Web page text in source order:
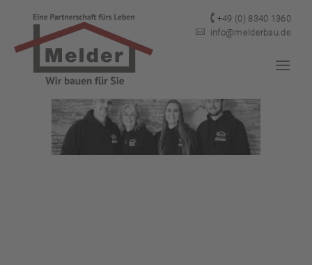
+49 (0) 8340 1360
 info@melderbau.de